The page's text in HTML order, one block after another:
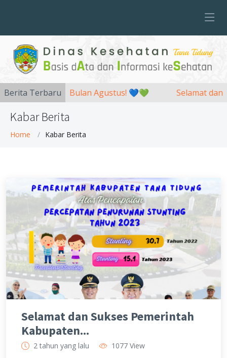
Berita Terbarudi Bulan Agustus! 💙💚 Selamat dan
Kabar Berita
Home Kabar Berita
Selamat dan Sukses Pemerintah
Kabupaten...
2 tahun yang lalu 1077 View